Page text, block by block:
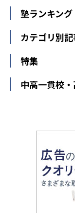
関東
東京都
神奈
栃木県
群
新潟県
中部
愛知県
静
大阪府
兵
鳥取県
島
香
東京個別指導学
明光義塾
個別教室のトラ
武田塾
個別指導
オンライン指導
塾ランキング
中学受験ラン
カテゴリ別
中学受験
大学受験
教育全般
中学受験に熱
小学校受験
家庭教師
特集
開成番長直伝
運動と遊びを
情報Ⅰ、数学
アップ法
悩み多き「大
英語・英会話・
小学校教師が
中高一貫校
大学入試改革
ママテクエグ
進化する中高